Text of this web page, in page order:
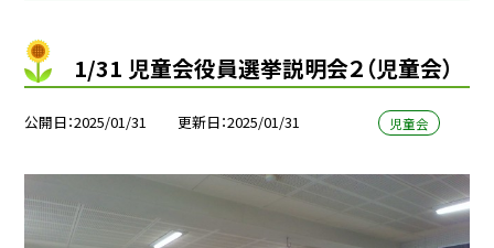
1/31 児童会役員選挙説明会２（児童会）
公開日 2025/01/31 更新日 2025/01/31 児童会